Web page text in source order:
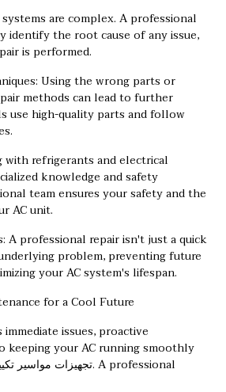
are complex. A professional
identify the root cause of any issue,
is performed.
Using the wrong parts or
methods can lead to further
use high-quality parts and follow
with refrigerants and electrical
knowledge and safety
team ensures your safety and the
AC unit.
A professional repair isn't just a quick
problem, preventing future
your AC system's lifespan.
for a Cool Future
issues, proactive
keeping your AC running smoothly
تجهيزات مواسير. A professional